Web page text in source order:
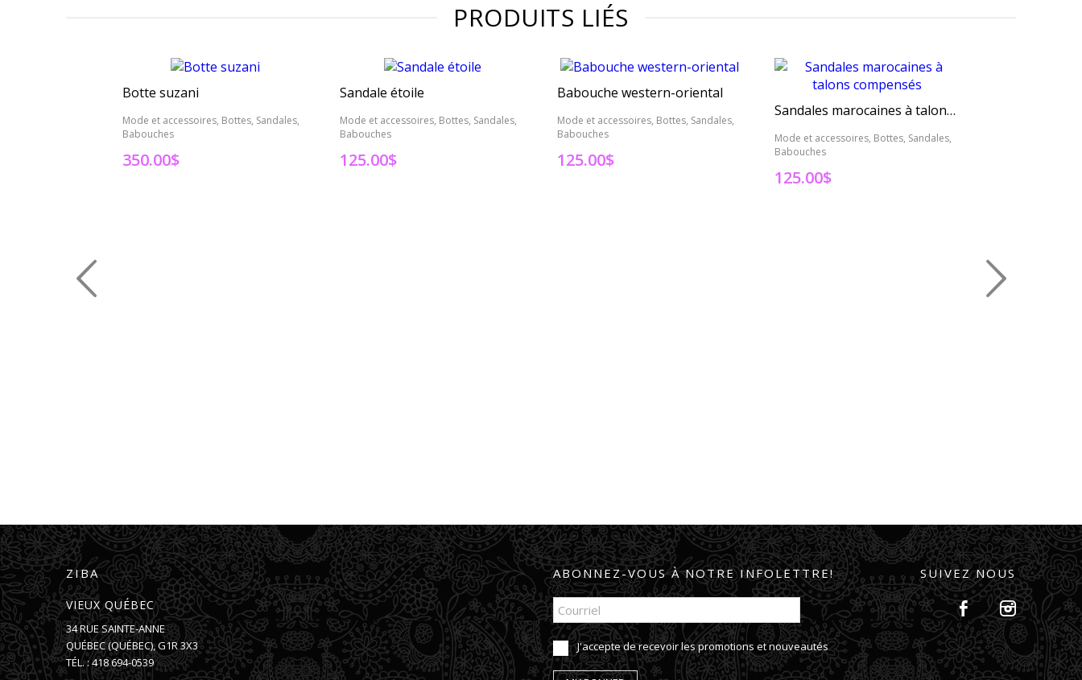
PRODUITS LIÉS
Botte suzani
Mode et accessoires, Bottes, Sandales,
Babouches
350.00$
Sandale étoile
Mode et accessoires, Bottes, Sandales,
Babouches
125.00$
Babouche western-oriental
Mode et accessoires, Bottes, Sandales,
Babouches
125.00$
Sandales marocaines à talons compensés
Mode et accessoires, Bottes, Sandales,
Babouches
125.00$
ZIBA
VIEUX QUÉBEC
34 RUE SAINTE-ANNE
QUÉBEC(QUÉBEC),G1R 3X3
TÉL. :418 694-0539
ABONNEZ-VOUS À NOTRE INFOLETTRE!
J'accepte de recevoir les promotions et nouveautés
SUIVEZ NOUS